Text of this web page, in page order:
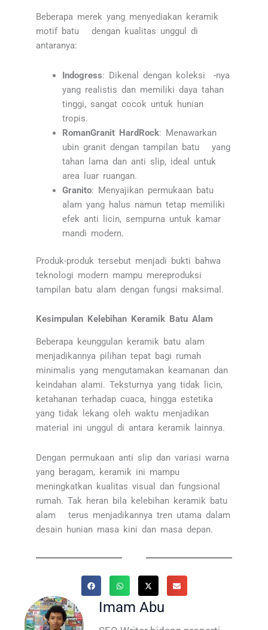
Beberapa merek yang menyediakan keramik
motif batu dengan kualitas unggul di
antaranya:
Indogress: Dikenal dengan koleksi -nya
yang realistis dan memiliki daya tahan
tinggi, sangat cocok untuk hunian
tropis.
RomanGranit HardRock: Menawarkan
ubin granit dengan tampilan batu yang
tahan lama dan anti slip, ideal untuk
area luar ruangan.
Granito: Menyajikan permukaan batu
alam yang halus namun tetap memiliki
efek anti licin, sempurna untuk kamar
mandi modern.
Produk-produk tersebut menjadi bukti bahwa
teknologi modern mampu mereproduksi
tampilan batu alam dengan fungsi maksimal.
Kesimpulan Kelebihan Keramik Batu Alam
Beberapa keunggulan keramik batu alam
menjadikannya pilihan tepat bagi rumah
minimalis yang mengutamakan keamanan dan
keindahan alami. Teksturnya yang tidak licin,
ketahanan terhadap cuaca, hingga estetika
yang tidak lekang oleh waktu menjadikan
material ini unggul di antara keramik lainnya.
Dengan permukaan anti slip dan variasi warna
yang beragam, keramik ini mampu
meningkatkan kualitas visual dan fungsional
rumah. Tak heran bila kelebihan keramik batu
alam terus menjadikannya tren utama dalam
desain hunian masa kini dan masa depan.
Imam Abu